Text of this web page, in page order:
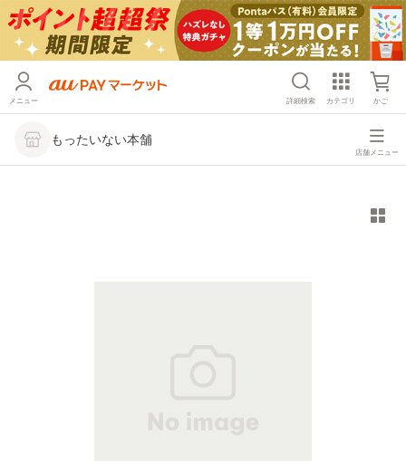
メニュー 詳細検索 カテゴリ かご
もったいない本舗
店舗メニュー